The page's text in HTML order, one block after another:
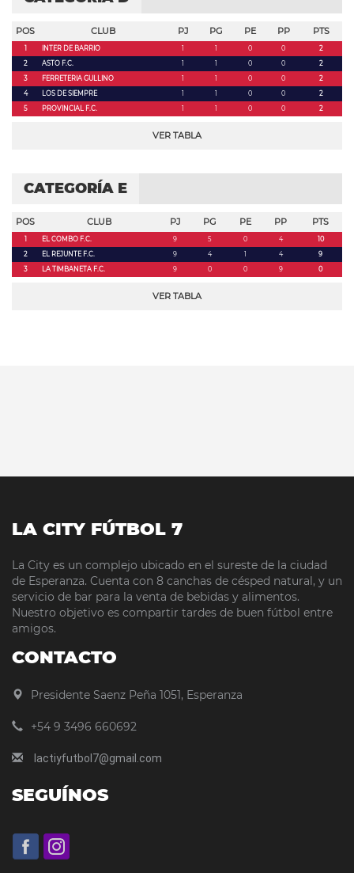
POS CLUB PJ PG PE PP PTS
1 INTER DE BARRIO 1 1 0 0
2
2
ASTO F.C. 1 1 0 0
2
3
FERRETERIA GULLINO 1 1 0 0
2
4
LOS DE SIEMPRE 1 1 0 0
2
5
PROVINCIAL F.C. 1 1 0 0 2
VER TABLA
CATEGORÍA E
POS CLUB PJ PG PE PP PTS
1 EL COMBO F.C. 9 5 0 4
10
2
EL REJUNTE F.C. 9 4 1 4
9
3
LA TIMBANETA F.C. 9 0 0 9 0
VER TABLA
LA CITY FÚTBOL 7
La City es un complejo ubicado en el sureste de la ciudad
de Esperanza. Cuenta con 8 canchas de césped natural, y un
servicio de bar para la venta de bebidas y alimentos.
Nuestro objetivo es compartir tardes de buen fútbol entre
amigos.
CONTACTO
Presidente Saenz Peña 1051, Esperanza
+54 9 3496 660692
lactiyfutbol7@gmail.com
SEGUÍNOS